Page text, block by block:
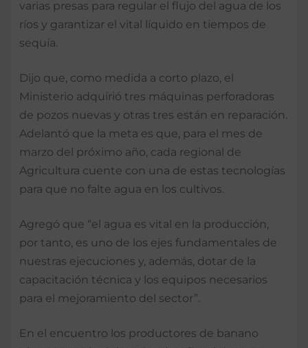
varias presas para regular el flujo del agua de los
ríos y garantizar el vital líquido en tiempos de
sequía.
Dijo que, como medida a corto plazo, el
Ministerio adquirió tres máquinas perforadoras
de pozos nuevas y otras tres están en reparación.
Adelantó que la meta es que, para el mes de
marzo del próximo año, cada regional de
Agricultura cuente con una de estas tecnologías
para que no falte agua en los cultivos.
Agregó que “el agua es vital en la producción,
por tanto, es uno de los ejes fundamentales de
nuestras ejecuciones y, además, dotar de la
capacitación técnica y los equipos necesarios
para el mejoramiento del sector”.
En el encuentro los productores de banano